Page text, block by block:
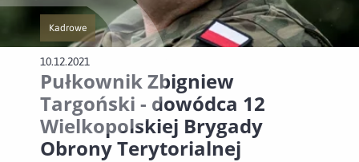
Kadrowe
Przejście do nowej strony z listą publikacji o kategorii Kadrowe
10.12.2021
Pułkownik Zbigniew
Targoński - dowódca 12
Wielkopolskiej Brygady
Obrony Terytorialnej